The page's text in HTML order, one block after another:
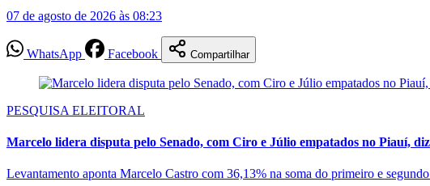
07 de agosto de 2026 às 08:23
WhatsApp Facebook Compartilhar
PESQUISA ELEITORAL
Marcelo lidera disputa pelo Senado, com Ciro e Júlio empatados no Piauí,
Levantamento aponta Marcelo Castro com 36,13% na soma do primeiro e